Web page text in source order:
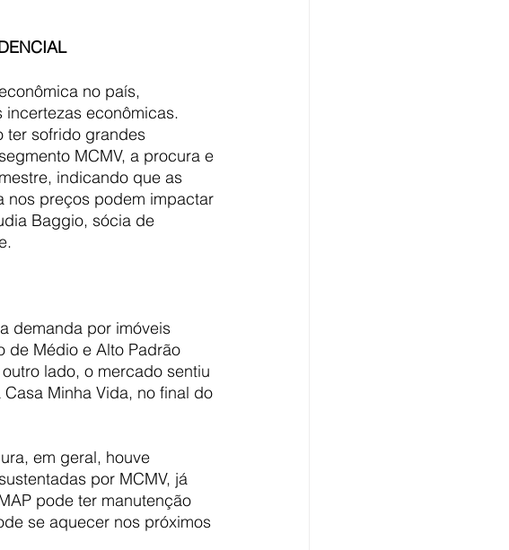
no país,
econômicas.
ter sofrido grandes
MCMV, a procura e
indicando que as
nos preços podem impactar
Baggio, sócia de
demanda por imóveis
de Médio e Alto Padrão
lado, o mercado sentiu
Minha Vida, no final do
em geral, houve
por MCMV, já
pode ter manutenção
se aquecer nos próximos